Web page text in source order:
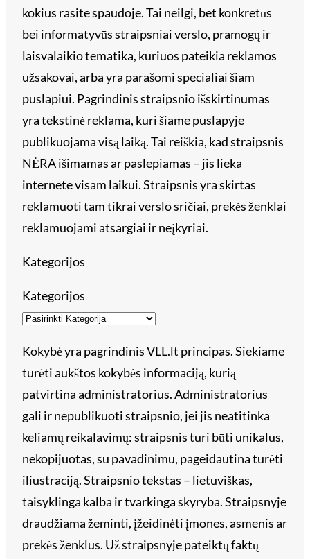
kokius rasite spaudoje. Tai neilgi, bet konkretūs
bei informatyvūs straipsniai verslo, pramogų ir
laisvalaikio tematika, kuriuos pateikia reklamos
užsakovai, arba yra parašomi specialiai šiam
puslapiui. Pagrindinis straipsnio išskirtinumas
yra tekstinė reklama, kuri šiame puslapyje
publikuojama visą laiką. Tai reiškia, kad straipsnis
NĖRA išimamas ar paslepiamas – jis lieka
internete visam laikui. Straipsnis yra skirtas
reklamuoti tam tikrai verslo sričiai, prekės ženklai
reklamuojami atsargiai ir neįkyriai.
Kategorijos
Kategorijos
Kokybė yra pagrindinis VLL.lt principas. Siekiame
turėti aukštos kokybės informaciją, kurią
patvirtina administratorius. Administratorius
gali ir nepublikuoti straipsnio, jei jis neatitinka
keliamų reikalavimų: straipsnis turi būti unikalus,
nekopijuotas, su pavadinimu, pageidautina turėti
iliustraciją. Straipsnio tekstas – lietuviškas,
taisyklinga kalba ir tvarkinga skyryba. Straipsnyje
draudžiama žeminti, įžeidinėti įmones, asmenis ar
prekės ženklus. Už straipsnyje pateiktų faktų